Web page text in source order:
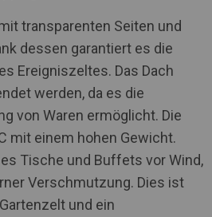
transparenten Seiten und
dessen garantiert es die
Ereigniszeltes. Das Dach
werden, da es die
von Waren ermöglicht. Die
mit einem hohen Gewicht.
Tische und Buffets vor Wind,
Verschmutzung. Dies ist
und ein